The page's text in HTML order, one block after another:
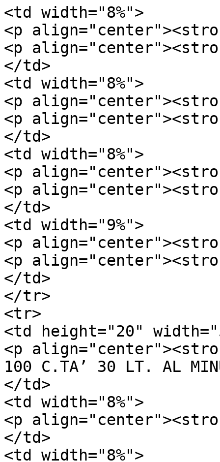
<td width="8%">
<p
<p
</td>
<td width="8%">
<p
<p
</td>
<td width="8%">
<p
<p
</td>
<td width="9%">
<p
<p
</td>
</tr>
<tr>
<td height="20"
<p
100 C.TA’ 30 LT. AL
</td>
<td width="8%">
<p
</td>
<td width="8%">